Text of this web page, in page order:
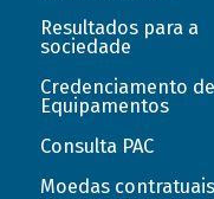
Resultados para a
sociedade
Credenciamento de
Equipamentos
Consulta PAC
Moedas contratuais